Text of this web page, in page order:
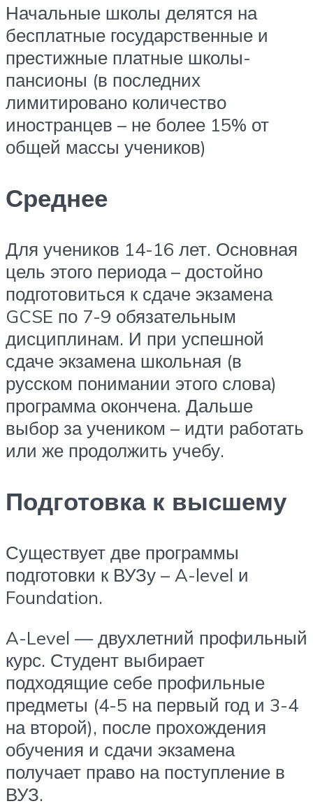
Начальные школы делятся на
бесплатные государственные и
престижные платные школы-
пансионы (в последних
лимитировано количество
иностранцев – не более 15% от
общей массы учеников)
Среднее
Для учеников 14-16 лет. Основная
цель этого периода – достойно
подготовиться к сдаче экзамена
GCSE по 7-9 обязательным
дисциплинам. И при успешной
сдаче экзамена школьная (в
русском понимании этого слова)
программа окончена. Дальше
выбор за учеником – идти работать
или же продолжить учебу.
Подготовка к высшему
Существует две программы
подготовки к ВУЗу – A-level и
Foundation.
A-Level — двухлетний профильный
курс. Студент выбирает
подходящие себе профильные
предметы (4-5 на первый год и 3-4
на второй), после прохождения
обучения и сдачи экзамена
получает право на поступление в
ВУЗ.